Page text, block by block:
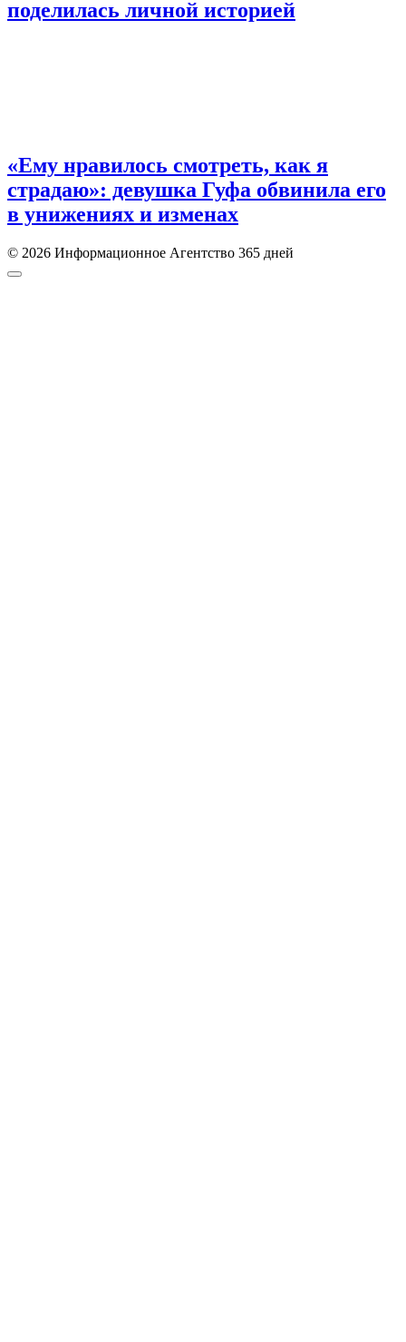
поделилась личной историей
«Ему нравилось смотреть, как я
страдаю»: девушка Гуфа обвинила его
в унижениях и изменах
© 2026 Информационное Агентство 365 дней